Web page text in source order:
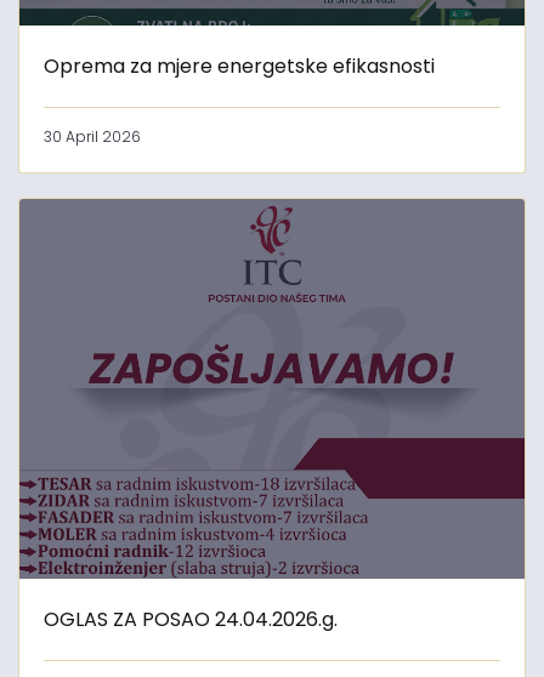
Oprema za mjere energetske efikasnosti
30 April 2026
OGLAS ZA POSAO 24.04.2026.g.